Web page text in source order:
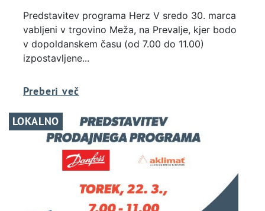
Predstavitev programa Herz V sredo 30. marca
vabljeni v trgovino Meža, na Prevalje, kjer bodo
v dopoldanskem času (od 7.00 do 11.00)
izpostavljene...
Preberi več
LOKALNO